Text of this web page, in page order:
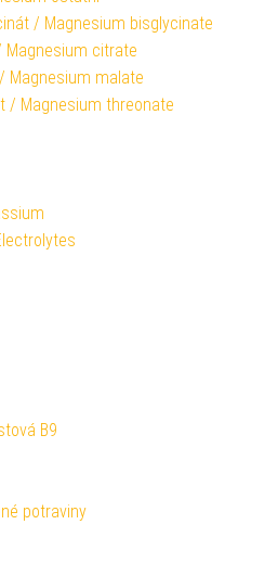
/ Magnesium bisglycinate
Magnesium citrate
Magnesium malate
/ Magnesium threonate
B9
potraviny